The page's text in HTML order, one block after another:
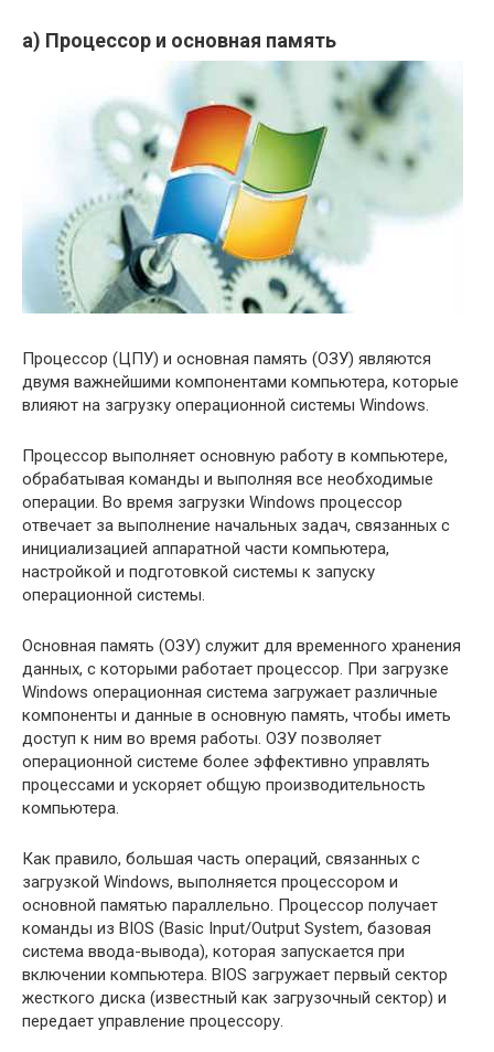
а) Процессор и основная память
Процессор (ЦПУ) и основная память (ОЗУ) являются
двумя важнейшими компонентами компьютера, которые
влияют на загрузку операционной системы Windows.
Процессор выполняет основную работу в компьютере,
обрабатывая команды и выполняя все необходимые
операции. Во время загрузки Windows процессор
отвечает за выполнение начальных задач, связанных с
инициализацией аппаратной части компьютера,
настройкой и подготовкой системы к запуску
операционной системы.
Основная память (ОЗУ) служит для временного хранения
данных, с которыми работает процессор. При загрузке
Windows операционная система загружает различные
компоненты и данные в основную память, чтобы иметь
доступ к ним во время работы. ОЗУ позволяет
операционной системе более эффективно управлять
процессами и ускоряет общую производительность
компьютера.
Как правило, большая часть операций, связанных с
загрузкой Windows, выполняется процессором и
основной памятью параллельно. Процессор получает
команды из BIOS (Basic Input/Output System, базовая
система ввода-вывода), которая запускается при
включении компьютера. BIOS загружает первый сектор
жесткого диска (известный как загрузочный сектор) и
передает управление процессору.